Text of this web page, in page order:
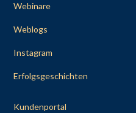
Webinare
Weblogs
Instagram
Erfolgsgeschichten
Kundenportal